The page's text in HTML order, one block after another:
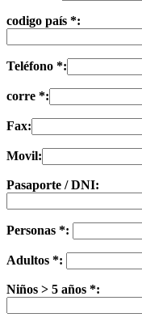
codigo país *:
Teléfono *:
corre *:
Fax:
Movil:
Pasaporte / DNI:
Personas *:
Adultos *:
Niños > 5 años *: